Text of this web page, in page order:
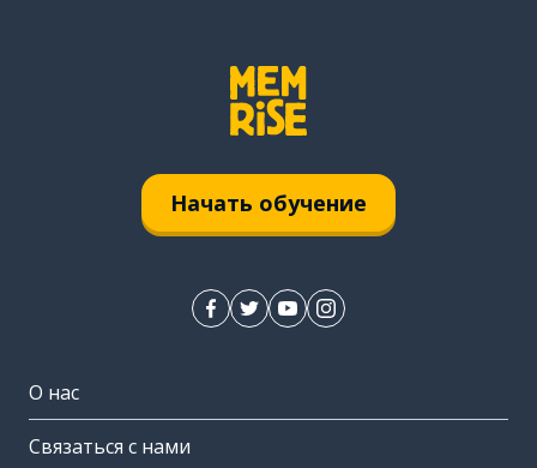
Начать обучение
О нас
Связаться с нами